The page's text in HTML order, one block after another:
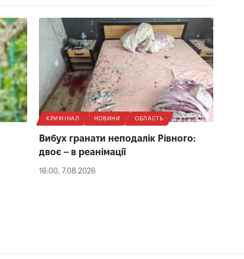
КРИМІНАЛ НОВИНИ ОБЛАСТЬ
Вибух гранати неподалік Рівного:
двоє – в реанімації
16:00, 7.08.2026